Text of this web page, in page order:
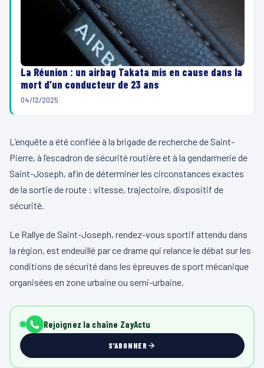
La Réunion : un airbag Takata mis en cause dans la
mort d’un conducteur de 23 ans
04/12/2025
L’enquête a été confiée à la brigade de recherche de Saint-
Pierre, à l’escadron de sécurité routière et à la gendarmerie de
Saint-Joseph, afin de déterminer les circonstances exactes
de la sortie de route : vitesse, trajectoire, dispositif de
sécurité.
Le Rallye de Saint-Joseph, rendez-vous sportif attendu dans
la région, est endeuillé par ce drame qui relance le débat sur les
conditions de sécurité dans les épreuves de sport mécanique
organisées en zone urbaine ou semi-urbaine.
Rejoignez la chaîne ZayActu
S'ABONNER